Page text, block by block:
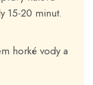
15-20 minut.
horké vody a